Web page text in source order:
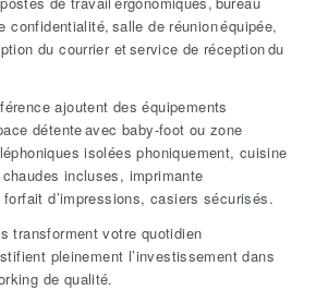
confidentialité, salle de réunion équipée,
du courrier et service de réception du
ajoutent des équipements
détente avec baby-foot ou zone
isolées phoniquement, cuisine
incluses, imprimante
d’impressions, casiers sécurisés.
transforment votre quotidien
pleinement l’investissement dans
de qualité.